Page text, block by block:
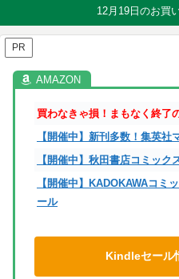
12月19日のお買
PR
買わなきゃ損！まもなく終了
【開催中】新刊多数！集英
【開催中】秋田書店コミッ
【開催中】KADOKAWAコミ
ール
Kindleセール